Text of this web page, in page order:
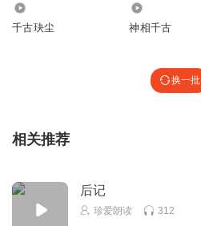
千古玦尘 神相千古
换一批
相关推荐
后记
珍爱朗读 312